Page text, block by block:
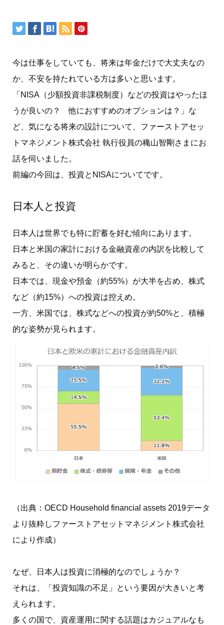
今は仕事をしていても、将来は年金だけで大丈夫なの
か、不安を持たれている方は多いと思います。
「NISA（少額投資非課税制度）などの投資はやったほ
うが良いの？ 他におすすめのオプションは？」な
ど、気になる将来の設計について、ファーストアセッ
トマネジメント株式会社 執行役員の穐山智剛さまにお
話を伺いました。
前編の今回は、投資とNISAについてです。
日本人と投資
日本人は世界でも特に貯蓄を好む傾向にあります。
日本と米国の家計における金融資産の内訳を比較して
みると、その違いが明らかです。
日本では、現金や預金（約55%）が大半を占め、株式
など（約15%）への投資は控えめ。
一方、米国では、株式などへの投資が約50%と、積極
的な姿勢が見られます。
（出典：OECD Household financial assets 2019データ
より抜粋しファーストアセットマネジメント株式会社
により作成）
なぜ、日本人は投資に消極的なのでしょうか？
それは、「投資知識の不足」という要因が大きいと考
えられます。
多くの国で、資産運用に関する話題はカジュアルなも